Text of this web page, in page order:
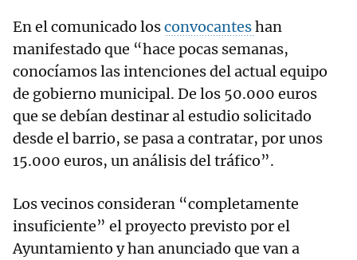
En el comunicado losconvocanteshan
manifestado que “hace pocas semanas,
conocíamos las intenciones del actual equipo
de gobierno municipal. De los 50.000 euros
que se debían destinar al estudio solicitado
desde el barrio, se pasa a contratar, por unos
15.000 euros, un análisis del tráfico”.
Los vecinos consideran “completamente
insuficiente” el proyecto previsto por el
Ayuntamiento y han anunciado que van a